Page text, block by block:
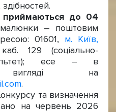
приймаються до 04
малюнки – поштовим
01601, м. Київ,
129 (соціально-
есе – в
вигляді на
.
та визначення
на червень 2026